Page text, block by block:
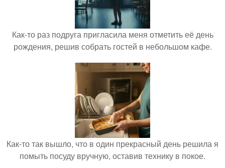
Как-то раз подруга пригласила меня отметить её день
рождения, решив собрать гостей в небольшом кафе.
Как-то так вышло, что в один прекрасный день решила я
помыть посуду вручную, оставив технику в покое.